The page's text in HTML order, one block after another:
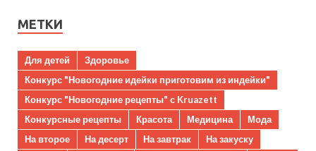
МЕТКИ
Для детей
Здоровье
Конкурс "Новогодние идейки приготовим из индейки"
Конкурс "Новогодние рецепты" с Kruazett
Конкурсные рецепты
Красота Медицина
Мода
На второе
На десерт На завтрак
На закуску